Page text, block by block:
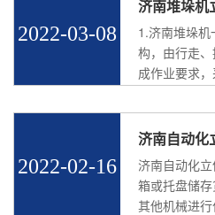
济南堆垛机
1.济南堆垛
构，由行走
成作业要求
或激光测距
2022-03-08
济南自动化
箱或托盘储
其他机械进
2022-02-16